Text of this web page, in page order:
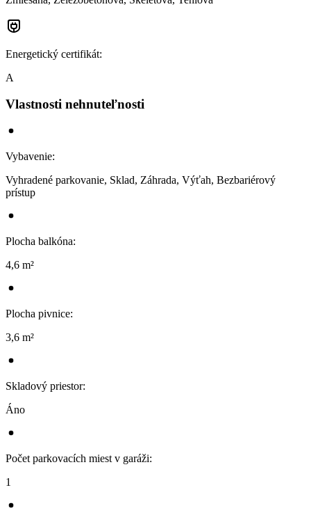
Energetický certifikát:
A
Vlastnosti nehnuteľnosti
Vybavenie:
Vyhradené parkovanie, Sklad, Záhrada, Výťah, Bezbariérový
prístup
Plocha balkóna:
4,6 m²
Plocha pivnice:
3,6 m²
Skladový priestor:
Áno
Počet parkovacích miest v garáži:
1